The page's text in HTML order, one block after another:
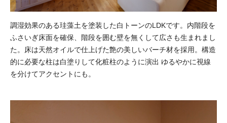
調湿効果のある珪藻土を塗装した白トーンのLDKです。内階段を
ふさいぎ床面を確保、階段を囲む壁を無くして広さも生まれまし
た。床は天然オイルで仕上げた艶の美しいバーチ材を採用。構造
的に必要な柱は白塗りして化粧柱のように演出 ゆるやかに視線
を分けてアクセントにも。